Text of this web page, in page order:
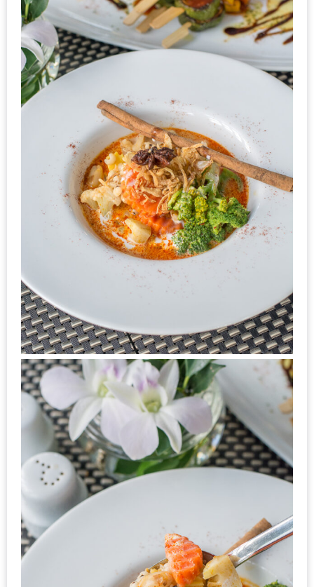
เป็น
ส่วน
ตัว
โชค
ดี
น้า
อ้วน
ครั้ง
พา
เพื่อน
มา
ม่วน
บน
INSTAGRAM
รวม
โปร
โม